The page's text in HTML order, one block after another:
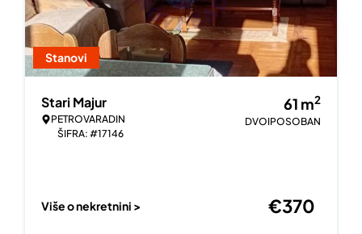
Stanovi
Stari Majur
PETROVARADIN
ŠIFRA: #17146
61 m2
DVOIPOSOBAN
Više o nekretnini > €370